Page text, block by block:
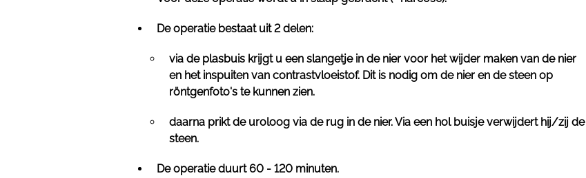
De operatie bestaat uit 2 delen:
via de plasbuis krijgt u een slangetje in de nier voor het wijder maken van de nier
en het inspuiten van contrastvloeistof. Dit is nodig om de nier en de steen op
röntgenfoto's te kunnen zien.
daarna prikt de uroloog via de rug in de nier. Via een hol buisje verwijdert hij/zij de
steen.
De operatie duurt 60 - 120 minuten.